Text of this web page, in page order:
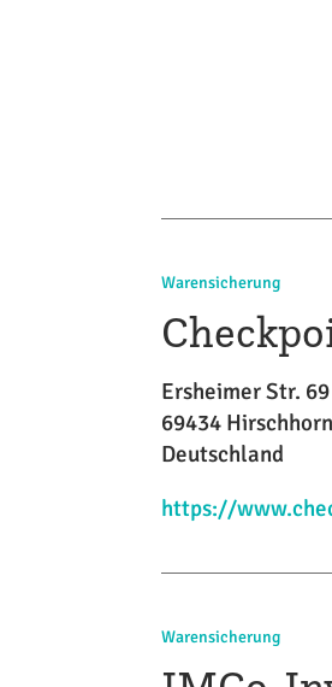
Warensicherung
Ersheimer Str. 69
69434 Hirschhorn
Deutschland
https://
Warensicherung